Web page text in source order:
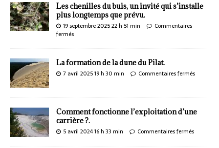
Les chenilles du buis, un invité qui s’installe
plus longtemps que prévu.
19 septembre 2025 22 h 51 min
Commentaires
fermés
La formation de la dune du Pilat.
7 avril 2025 19 h 30 min Commentaires fermés
Comment fonctionne l’exploitation d’une
carrière ?.
5 avril 2024 16 h 33 min Commentaires fermés